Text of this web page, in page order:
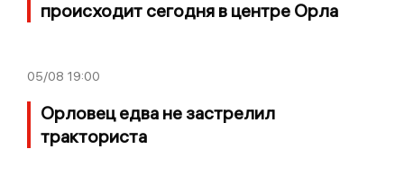
происходит сегодня в центре Орла
05/08 19:00
Орловец едва не застрелил
тракториста